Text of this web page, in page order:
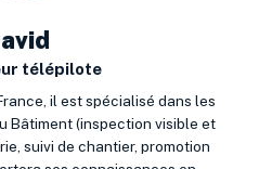
télépilote
il est spécialisé dans les
Bâtiment (inspection visible et
suivi de chantier, promotion